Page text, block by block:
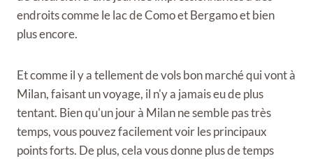
endroits comme le lac de Como et Bergamo et bien
plus encore.
Et comme il y a tellement de vols bon marché qui vont à
Milan, faisant un voyage, il n'y a jamais eu de plus
tentant. Bien qu'un jour à Milan ne semble pas très
temps, vous pouvez facilement voir les principaux
points forts. De plus, cela vous donne plus de temps